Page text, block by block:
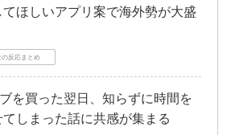
ほしいアプリ案で海外勢が大盛
の反応まとめ
を買った翌日、知らずに時間を
しまった話に共感が集まる